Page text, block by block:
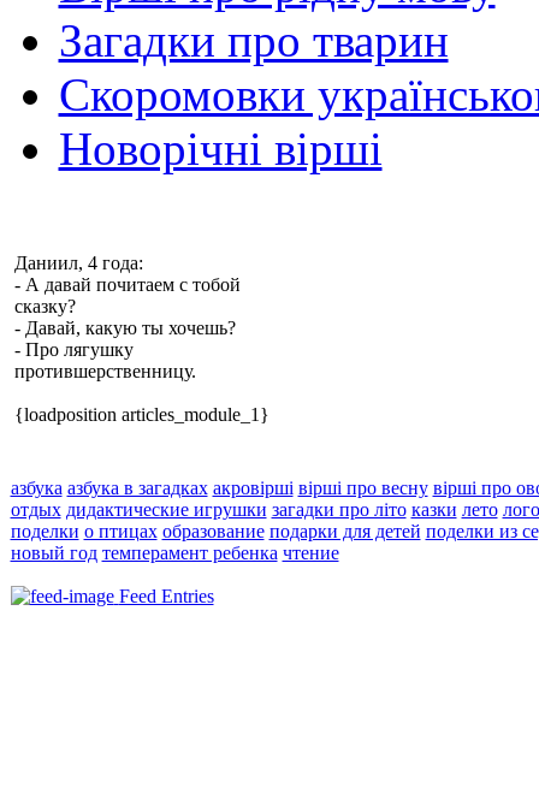
Загадки про тварин
Скоромовки
Новорічні вірші
Даниил, 4 года:
- А давай почитаем с тобой
сказку?
- Давай, какую ты хочешь?
- Про лягушку
протившерственницу.
{loadposition articles_module_1}
азбука азбука в загадках акровірші вірші про весну вірші про
отдых дидактические игрушки загадки про літо казки лето
поделки о птицах образование подарки для детей поделки из
новый год темперамент ребенка чтение
Feed Entries